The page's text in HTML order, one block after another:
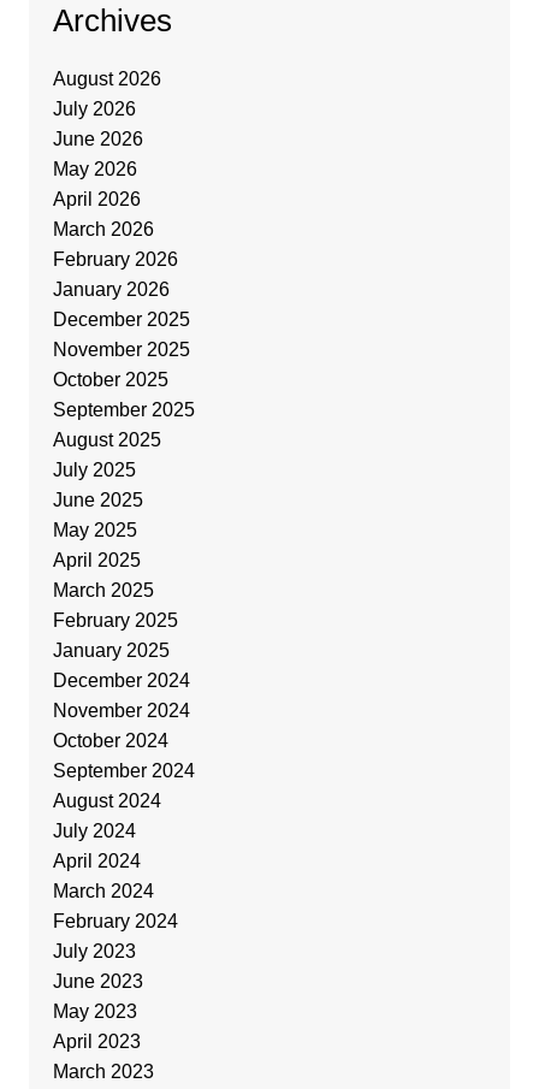
Archives
August 2026
July 2026
June 2026
May 2026
April 2026
March 2026
February 2026
January 2026
December 2025
November 2025
October 2025
September 2025
August 2025
July 2025
June 2025
May 2025
April 2025
March 2025
February 2025
January 2025
December 2024
November 2024
October 2024
September 2024
August 2024
July 2024
April 2024
March 2024
February 2024
July 2023
June 2023
May 2023
April 2023
March 2023